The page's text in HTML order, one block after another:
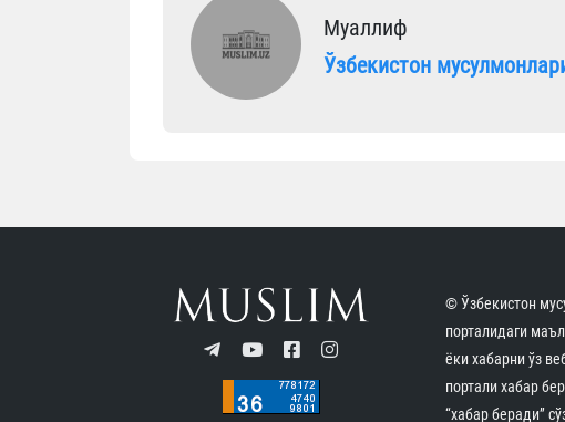
Муаллиф
Ўзбекистон
© Ўзбекистон
порталидаги
ёки хабарни ўз
портали хабар
“хабар беради”